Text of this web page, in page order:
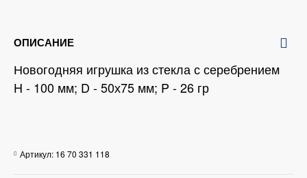
ОПИСАНИЕ
Новогодняя игрушка из стекла с серебрением
H - 100 мм; D - 50х75 мм; P - 26 гр
Артикул: 16 70 331 118